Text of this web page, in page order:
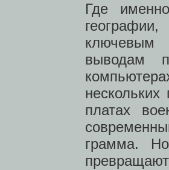
Где
ключевым
выводам
платах
грамма.